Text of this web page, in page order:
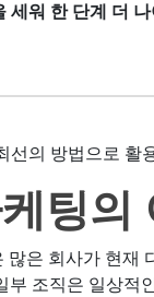
세워 한 단계 더
선의 방법으로
팅의
은 회사가 현재
부 조직은 일상